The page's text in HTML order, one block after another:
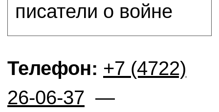
писатели о войне
Телефон: +7 (4722)
26-06-37 —